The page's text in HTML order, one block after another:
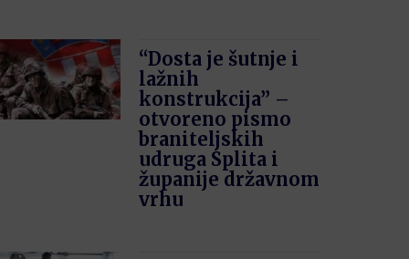
“Dosta je šutnje i
lažnih
konstrukcija” –
otvoreno pismo
braniteljskih
udruga Splita i
županije državnom
vrhu